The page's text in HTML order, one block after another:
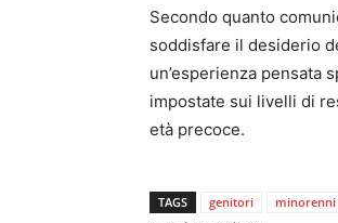
Secondo quanto
soddisfare il desiderio
un’esperienza pensata
impostate sui livelli di
età precoce.
TAGS genitori minorenni